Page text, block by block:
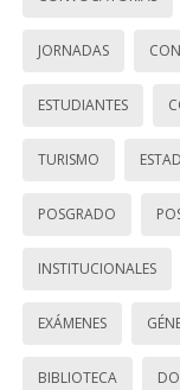
JORNADAS
ESTUDIANTES
TURISMO
POSGRADO
INSTITUCIONALES
EXÁMENES
BIBLIOTECA